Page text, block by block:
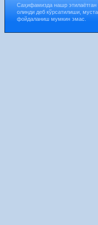
Саҳифамизда нашр
олинди деб кўрсатилиши,
фойдаланиш мумкин эмас.